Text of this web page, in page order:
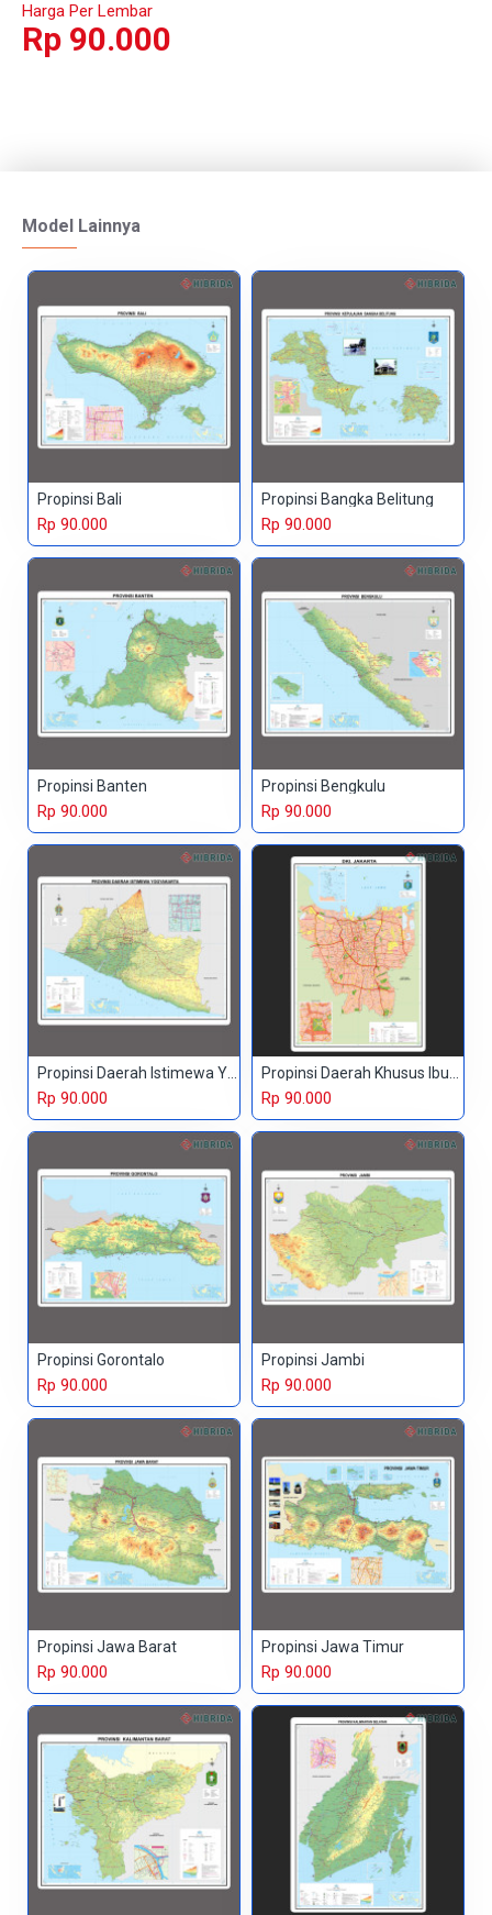
Harga Per Lembar
Rp 90.000
Model Lainnya
Propinsi Bali
Rp 90.000
Propinsi Bangka Belitung
Rp 90.000
Propinsi Banten
Rp 90.000
Propinsi Bengkulu
Rp 90.000
Propinsi Daerah Istimewa Yogyakarta
Rp 90.000
Propinsi Daerah Khusus Ibukota
Rp 90.000
Propinsi Gorontalo
Rp 90.000
Propinsi Jambi
Rp 90.000
Propinsi Jawa Barat
Rp 90.000
Propinsi Jawa Timur
Rp 90.000